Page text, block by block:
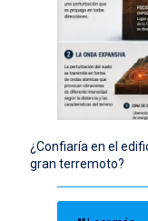
¿Confiaría en el
gran terremoto?